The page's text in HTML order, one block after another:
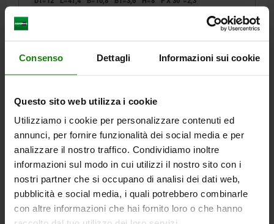
Consenso Dettagli Informazioni sui cookie
Questo sito web utilizza i cookie
Utilizziamo i cookie per personalizzare contenuti ed
annunci, per fornire funzionalità dei social media e per
analizzare il nostro traffico. Condividiamo inoltre
informazioni sul modo in cui utilizzi il nostro sito con i
nostri partner che si occupano di analisi dei dati web,
pubblicità e social media, i quali potrebbero combinarle
con altre informazioni che hai fornito loro o che hanno
20,24 €
03099-19 G